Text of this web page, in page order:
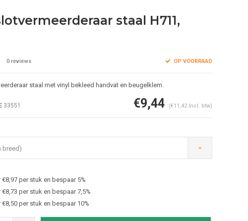
Afbeelding vergroten
staal H711,
0 reviews OP VOORRAAD
staal met vinyl bekleed handvat en beugelklem.
33551 €9,44 (€11,42 Incl. btw)
breed)
per stuk en bespaar 5%
per stuk en bespaar 7,5%
per stuk en bespaar 10%